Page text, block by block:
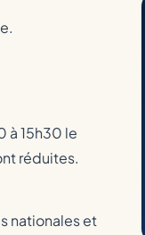
à 15h30 le
réduites.
nationales et